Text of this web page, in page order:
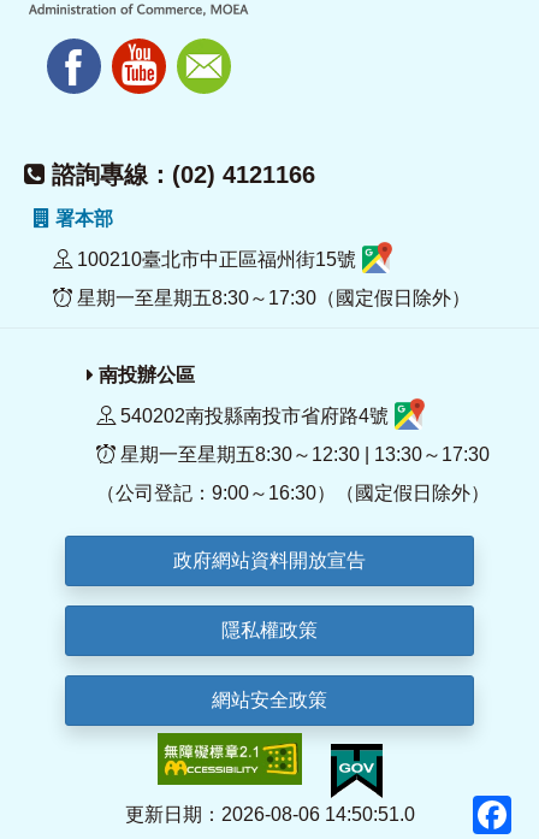
諮詢專線：(02) 4121166
署本部
100210臺北市中正區福州街15號
星期一至星期五8:30～17:30（國定假日除外）
南投辦公區
540202南投縣南投市省府路4號
星期一至星期五8:30～12:30 | 13:30～17:30
（公司登記：9:00～16:30）（國定假日除外）
政府網站資料開放宣告
隱私權政策
網站安全政策
更新日期：2026-08-06 14:50:51.0